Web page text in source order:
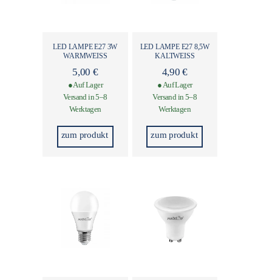
LED LAMPE E27 3W
WARMWEISS
5,00 €
● Auf Lager
Versand in 5–8
Werktagen
zum produkt
LED LAMPE E27 8,5W
KALTWEISS
4,90€
● Auf Lager
Versand in 5–8
Werktagen
zum produkt